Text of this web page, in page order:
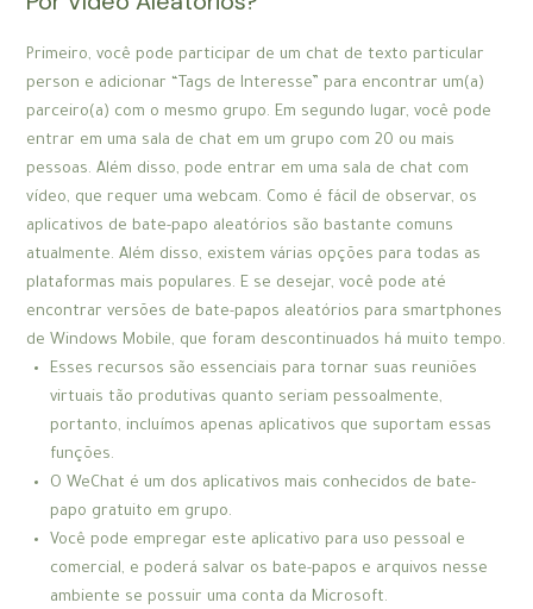
Primeiro, você pode participar de um chat de texto particular
person e adicionar “Tags de Interesse” para encontrar um(a)
parceiro(a) com o mesmo grupo. Em segundo lugar, você pode
entrar em uma sala de chat em um grupo com 20 ou mais
pessoas. Além disso, pode entrar em uma sala de chat com
vídeo, que requer uma webcam. Como é fácil de observar, os
aplicativos de bate-papo aleatórios são bastante comuns
atualmente. Além disso, existem várias opções para todas as
plataformas mais populares. E se desejar, você pode até
encontrar versões de bate-papos aleatórios para smartphones
de Windows Mobile, que foram descontinuados há muito tempo.
Esses recursos são essenciais para tornar suas reuniões
virtuais tão produtivas quanto seriam pessoalmente,
portanto, incluímos apenas aplicativos que suportam essas
funções.
O WeChat é um dos aplicativos mais conhecidos de bate-
papo gratuito em grupo.
Você pode empregar este aplicativo para uso pessoal e
comercial, e poderá salvar os bate-papos e arquivos nesse
ambiente se possuir uma conta da Microsoft.